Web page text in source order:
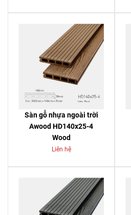
Sàn gỗ nhựa ngoài trời
Awood HD140x25-4
Wood
Liên hệ